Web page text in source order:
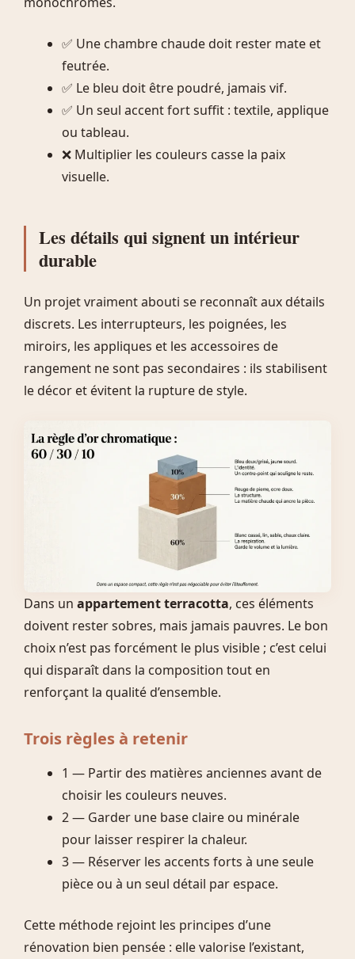
✅ Une chambre chaude doit rester mate et
feutrée.
✅ Le bleu doit être poudré, jamais vif.
✅ Un seul accent fort suffit : textile, applique
ou tableau.
❌ Multiplier les couleurs casse la paix
visuelle.
Les détails qui signent un intérieur
durable
Un projet vraiment abouti se reconnaît aux détails
discrets. Les interrupteurs, les poignées, les
miroirs, les appliques et les accessoires de
rangement ne sont pas secondaires : ils stabilisent
le décor et évitent la rupture de style.
Dans un appartement terracotta, ces éléments
doivent rester sobres, mais jamais pauvres. Le bon
choix n’est pas forcément le plus visible ; c’est celui
qui disparaît dans la composition tout en
renforçant la qualité d’ensemble.
Trois règles à retenir
1 — Partir des matières anciennes avant de
choisir les couleurs neuves.
2 — Garder une base claire ou minérale
pour laisser respirer la chaleur.
3 — Réserver les accents forts à une seule
pièce ou à un seul détail par espace.
Cette méthode rejoint les principes d’une
rénovation bien pensée : elle valorise l’existant,